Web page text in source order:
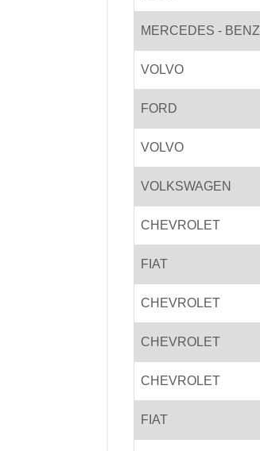
MERCEDES - BENZ
VOLVO
FORD
VOLVO
VOLKSWAGEN
CHEVROLET
FIAT
CHEVROLET
CHEVROLET
CHEVROLET
FIAT